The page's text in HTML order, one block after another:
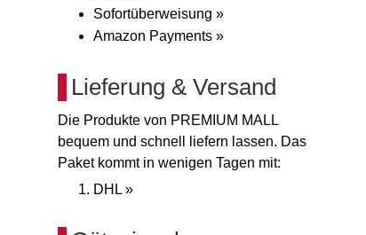
Sofortüberweisung »
Amazon Payments »
Lieferung & Versand
Die Produkte von PREMIUM MALL
bequem und schnell liefern lassen. Das
Paket kommt in wenigen Tagen mit:
DHL »